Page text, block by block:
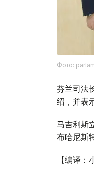
Фото:
芬兰司法
绍，并表
马吉利斯
布哈尼斯
【编译：